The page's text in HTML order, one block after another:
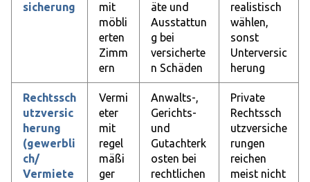
sicherung
mit
möbli
erten
Zimm
ern
äte und
Ausstattun
g bei
versicherte
n Schäden
realistisch
wählen,
sonst
Unterversic
herung
Rechtssch
utzversic
herung
(gewerbli
ch/
Vermiete
Vermi
eter
mit
regel
mäßi
ger
Anwalts-,
Gerichts-
und
Gutachterk
osten bei
rechtlichen
Private
Rechtssch
utzversiche
rungen
reichen
meist nicht